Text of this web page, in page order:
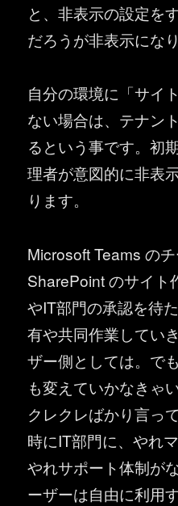
と、非表示の設定を
だろうが非表示になり
自分の環境に「サイ
ない場合は、テナン
るという事です。初
理者が意図的に非表
ります。
Microsoft Teams のチ
SharePoint のサイト
やIT部門の承認を待
有や共同作業してい
ザー側としては。で
も変えていかなきゃ
クレクレばかり言っ
時にIT部門に、やれ
やれサポート体制が
ーザーは自由に利用